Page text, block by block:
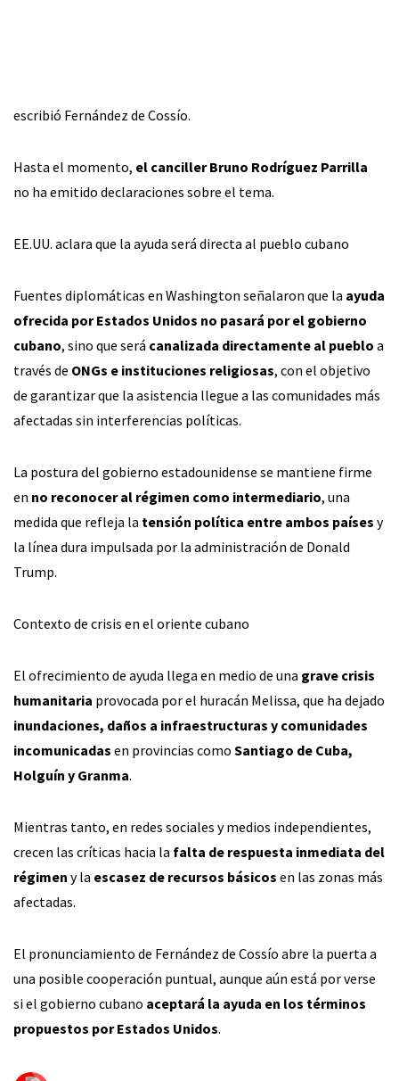
escribió Fernández de Cossío.
Hasta el momento, el canciller Bruno Rodríguez Parrilla
no ha emitido declaraciones sobre el tema.
EE.UU. aclara que la ayuda será directa al pueblo cubano
Fuentes diplomáticas en Washington señalaron que la ayuda
ofrecida por Estados Unidos no pasará por el gobierno
cubano, sino que será canalizada directamente al pueblo a
través de ONGs e instituciones religiosas, con el objetivo
de garantizar que la asistencia llegue a las comunidades más
afectadas sin interferencias políticas.
La postura del gobierno estadounidense se mantiene firme
en no reconocer al régimen como intermediario, una
medida que refleja la tensión política entre ambos países y
la línea dura impulsada por la administración de Donald
Trump.
Contexto de crisis en el oriente cubano
El ofrecimiento de ayuda llega en medio de una grave crisis
humanitaria provocada por el huracán Melissa, que ha dejado
inundaciones, daños a infraestructuras y comunidades
incomunicadas en provincias como Santiago de Cuba,
Holguín y Granma.
Mientras tanto, en redes sociales y medios independientes,
crecen las críticas hacia la falta de respuesta inmediata del
régimen y la escasez de recursos básicos en las zonas más
afectadas.
El pronunciamiento de Fernández de Cossío abre la puerta a
una posible cooperación puntual, aunque aún está por verse
si el gobierno cubano aceptará la ayuda en los términos
propuestos por Estados Unidos.